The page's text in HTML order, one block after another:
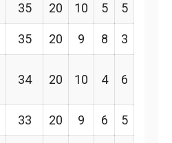
35 20 10 5 5
35 20 9 8 3
34 20 10 4 6
33 20 9 6 5